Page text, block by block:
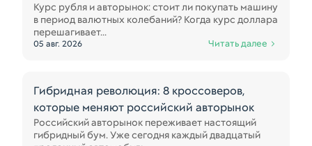
Курс рубля и авторынок: стоит ли покупать машину
в период валютных колебаний? Когда курс доллара
перешагивает...
05 авг. 2026 Читать далее
Гибридная революция: 8 кроссоверов,
которые меняют российский авторынок
Российский авторынок переживает настоящий
гибридный бум. Уже сегодня каждый двадцатый